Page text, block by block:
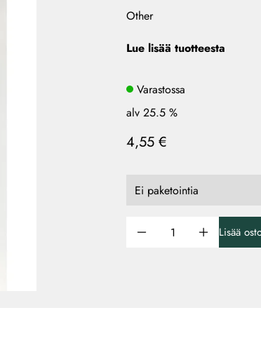
Other
Lue lisää tuotteesta
Varastossa
alv 25.5 %
4,55 €
Lisää